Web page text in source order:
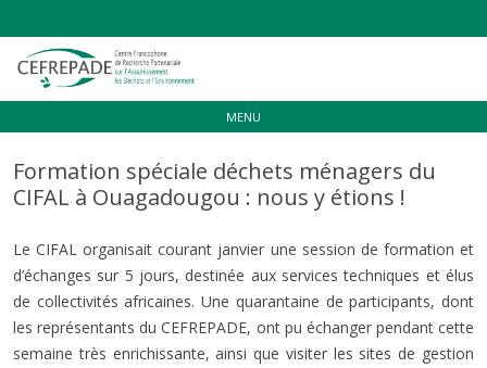
MENU
contenu
Formation spéciale déchets ménagers du
CIFAL à Ouagadougou : nous y étions !
Le CIFAL organisait courant janvier une session de formation et
d’échanges sur 5 jours, destinée aux services techniques et élus
de collectivités africaines. Une quarantaine de participants, dont
les représentants du CEFREPADE, ont pu échanger pendant cette
semaine très enrichissante, ainsi que visiter les sites de gestion